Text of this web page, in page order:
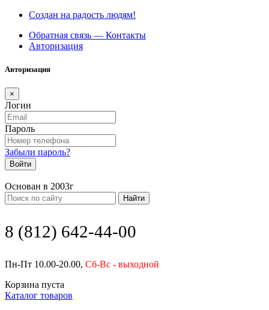
Создан на радость людям!
Обратная связь — Контакты
Авторизация
Авторизация
×
Логин
Пароль
Забыли пароль?
Войти
Основан в 2003г
Найти
8 (812) 642-44-00
Пн-Пт 10.00-20.00, Сб-Вс - выходной
Корзина пуста
Каталог товаров